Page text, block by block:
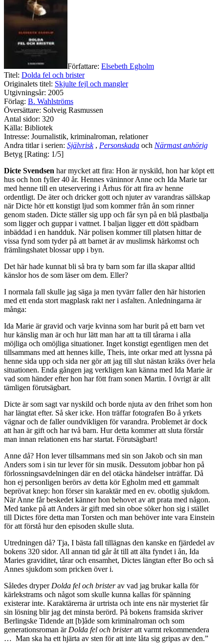
Författare: Elsebeth Egholm
Titel: Dolda fel och brister
Originalets titel: Skjulte fejl och mangler
Utgivningsår: 2005
Förlag: B. Wahlströms
Översättare: Solveig Rasmussen
Antal sidor: 320
Källa: Bibliotek
Intresse: Journalistik, kriminalroman, relationer
Andra titlar i serien: Självrisk, Personskada och Närmast anhörig
Betyg [Rating: 1/5]
Dicte Svendsen har mycket att fira: Hon är nyskild, hon har köpt ett
hus och hon fyller 40 år. Hennes väninnor Anne och Ida Marie tar
med henne till en uteservering i Århus för att fira av henne
ordentligt. De äter och dricker gott och njuter av varandras sällskap
när Dicte hör ett konstigt ljud som kommer från ån som rinner
genom staden. Dicte ställer sig upp och får syn på en blå plastbalja
som ligger och guppar i vattnet. I baljan ligger ett dött spädbarn
inbäddad i en handduk. När polisen kommer till platsen hittar de
vissa fynd som tyder på att barnet är av muslimsk härkomst och
främlingshatet blossar upp i byn.
Det här hade kunnat bli så bra ty barn som far illa skapar alltid
känslor hos de som läser om dem. Eller?
I normala fall skulle jag säga ja men tyvärr faller den här historien
med ett enda stort magplask rakt ner i asfalten. Anledningarna är
många:
Ida Marie är gravid och varje kvinna som har burit på ett barn vet
hur känslig man är och hur lätt man har att ta till tårarna i alla
möjliga och omöjliga situationer. Inget konstigt egentligen men det
tillsammans med att hennes kille, Theis, inte orkar med att lyssna på
henne sida upp och sida ner gör att jag till slut nästan kräks över hela
situationen. Enda gången jag verkligen kan känna med Ida Marie är
vad som händer efter hon har fött fram sonen Martin. I övrigt är allt
tämligen förutsägbart.
Dicte är som sagt var nyskild och borde njuta av den frihet som hon
har längtat efter. Så sker icke. Hon träffar fotografen Bo å yrkets
vägnar och de faller oundvikligen för varandra. Problemet är dock
att han är gift och har två barn. Hur detta kommer att sluta förstår
man innan relationen ens har startat. Förutsägbart!
Anne då? Hon lever tillsammans med sin son Jakob och sin man
Anders som i sin tur lever för sin musik. Dessutom jobbar hon på
förlossningsavdelningen där en del otäcka händelser inträffar. Då
hon ej personligen berörs av detta kör Egholm med ett gammalt
beprövat knep: hon förser sin karaktär med en ev. obotlig sjukdom.
När Anne får beskedet känner hon behovet av att prata med någon.
Med tanke på att Anders är gift med sin oboe söker hon sig i stället
till Dictes före detta man Torsten och man behöver inte vara Einstein
för att förstå hur den episoden skulle sluta.
Utredningen då? Tja, I bästa fall tillägnas den kanske en fjärdedel av
bokens 320 sidor. All annan tid går åt till att älta fyndet i ån, Ida
Maries graviditet, tårar och ensamhet, Dictes längtan efter Bo och så
Annes sjukdom som pricken över i.
Således dryper Dolda fel och bristerav vad jag brukar kalla för
kärlekstrams och något som skulle kunna kallas för spänning
existerar inte. Karaktärerna är urtrista och inte ens när mysteriet får
sin lösning blir jag det minsta berörd. På bokens framsida skriver
Berlingske Tidende att [b]åde som kriminalroman och som
generationsroman är Dolda fel och bristeratt varmt rekommendera
… Man ska ha ett hjärta av sten för att inte låta sig gripas av den.”